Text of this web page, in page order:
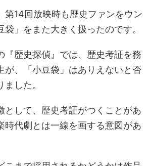
第14回放映時も歴史ファンをウン
」をまた大きく扱ったのです。
『歴史探偵』では、歴史考証を務
が、「小豆袋」はありえないと否
した。
として、歴史考証がつくことがあ
時代劇とは一線を画する意図があ